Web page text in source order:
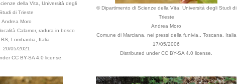
della Vita, Università degli
di Trieste
Andrea Moro
Calamor, radura in bosco
Lombardia, Italia
20/05/2021
CC BY-SA 4.0 license.
© Dipartimento di Scienze della Vita, Università degli Studi di
Trieste
Andrea Moro
Comune di Marciana, nei pressi della funivia., Toscana, Italia
17/05/2006
Distributed under CC BY-SA 4.0 license.